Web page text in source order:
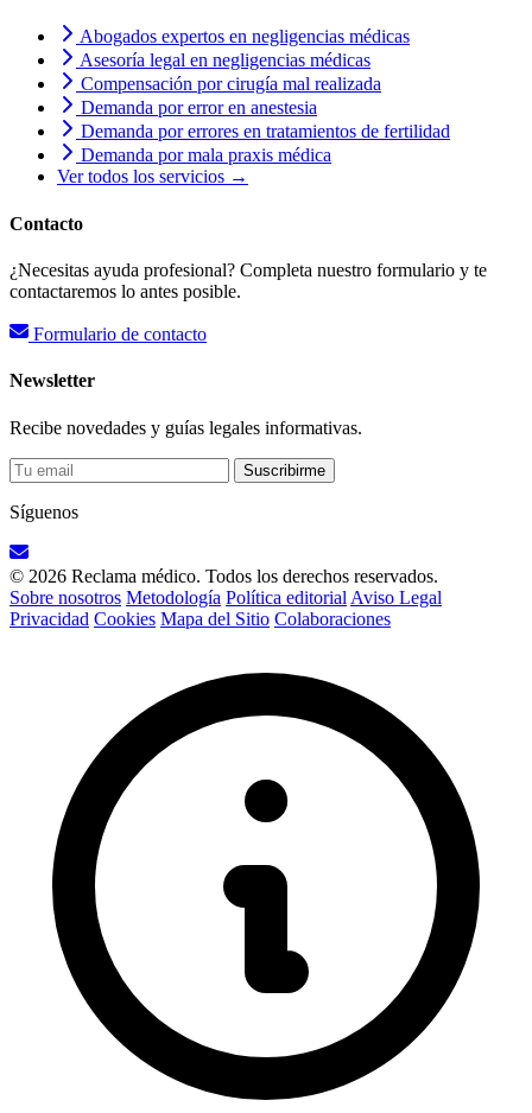
Abogados expertos en negligencias médicas
Asesoría legal en negligencias médicas
Compensación por cirugía mal realizada
Demanda por error en anestesia
Demanda por errores en tratamientos de fertilidad
Demanda por mala praxis médica
Ver todos los servicios →
Contacto
¿Necesitas ayuda profesional? Completa nuestro formulario y te
contactaremos lo antes posible.
Formulario de contacto
Newsletter
Recibe novedades y guías legales informativas.
Suscribirme
Síguenos
© 2026 Reclama médico. Todos los derechos reservados.
Sobre nosotros Metodología Política editorial Aviso Legal
Privacidad Cookies Mapa del Sitio Colaboraciones